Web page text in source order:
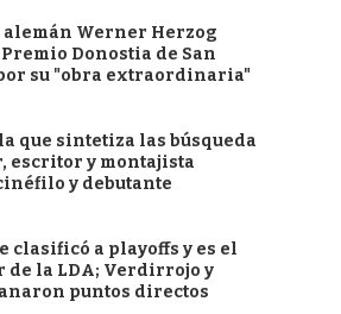
alemán Werner Herzog
Donostia de San
su "obra extraordinaria"
que sintetiza las búsqueda
escritor y montajista
y debutante
clasificó a playoffs y es el
de la LDA; Verdirrojo y
puntos directos